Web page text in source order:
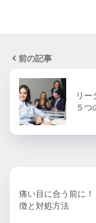
前の記事
リー
５つ
痛い目に合う前に
徴と対処方法